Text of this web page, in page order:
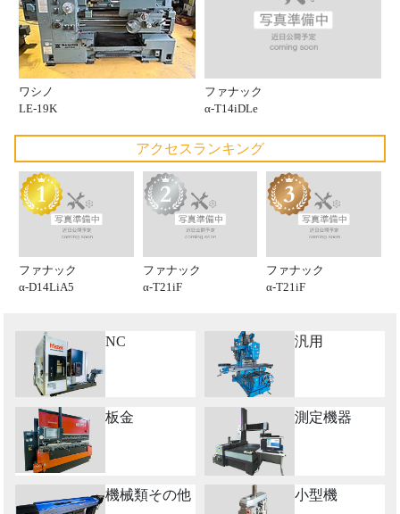
ワシノ
LE-19K
ファナック
α-T14iDLe
アクセスランキング
ファナック
α-D14LiA5
ファナック
α-T21iF
ファナック
α-T21iF
NC 汎用
板金 測定機器
機械類その他 小型機